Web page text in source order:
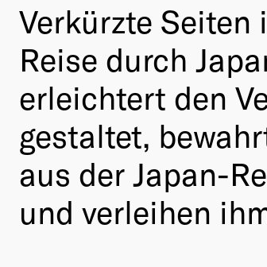
Verkürzte
Reise durch
erleichtert den
gestaltet,
aus der Japan-
und verleihen